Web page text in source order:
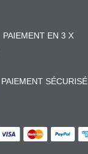
PAIEMENT EN 3 X
PAIEMENT SÉCURISÉ